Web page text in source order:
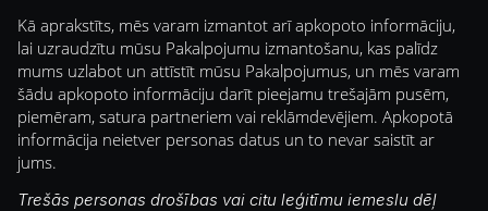
Kā aprakstīts, mēs varam izmantot arī apkopoto informāciju,
lai uzraudzītu mūsu Pakalpojumu izmantošanu, kas palīdz
mums uzlabot un attīstīt mūsu Pakalpojumus, un mēs varam
šādu apkopoto informāciju darīt pieejamu trešajām pusēm,
piemēram, satura partneriem vai reklāmdevējiem. Apkopotā
informācija neietver personas datus un to nevar saistīt ar
jums.
Trešās personas drošības vai citu leģitīmu iemeslu dēļ